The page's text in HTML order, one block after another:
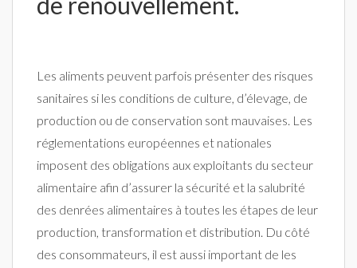
Les aliments peuvent parfois présenter des risques
sanitaires si les conditions de culture, d’élevage, de
production ou de conservation sont mauvaises. Les
réglementations européennes et nationales
imposent des obligations aux exploitants du secteur
alimentaire afin d’assurer la sécurité et la salubrité
des denrées alimentaires à toutes les étapes de leur
production, transformation et distribution. Du côté
des consommateurs, il est aussi important de les